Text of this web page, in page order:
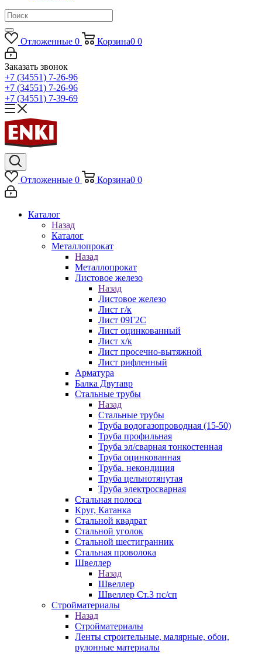
Отложенные 0 Корзина0 0
Заказать звонок
+7 (34551) 7-26-96
+7 (34551) 7-26-96
+7 (34551) 7-39-69
Отложенные 0 Корзина0 0
Каталог
Назад
Каталог
Металлопрокат
Назад
Металлопрокат
Листовое железо
Назад
Листовое железо
Лист г/к
Лист 09Г2С
Лист оцинкованный
Лист х/к
Лист просечно-вытяжной
Лист рифленный
Арматура
Балка Двутавр
Стальные трубы
Назад
Стальные трубы
Труба водогазопроводная (15-50)
Труба профильная
Труба эл/сварная тонкостенная
Труба оцинкованная
Труба. некондиция
Труба цельнотянутая
Труба электросварная
Стальная полоса
Круг, Катанка
Стальной квадрат
Стальной уголок
Стальной шестигранник
Стальная проволока
Швеллер
Назад
Швеллер
Швеллер Ст.3 пс/сп
Стройматериалы
Назад
Стройматериалы
Ленты строительные, малярные, обои,
рулонные материалы